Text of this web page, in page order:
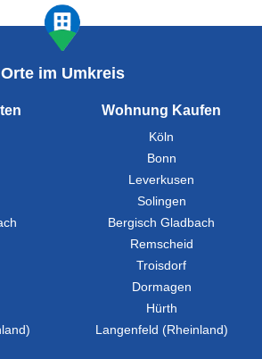
Orte im Umkreis
Wohnung Kaufen
Köln
Bonn
Leverkusen
Solingen
Bergisch Gladbach
Remscheid
Troisdorf
Dormagen
Hürth
Langenfeld (Rheinland)